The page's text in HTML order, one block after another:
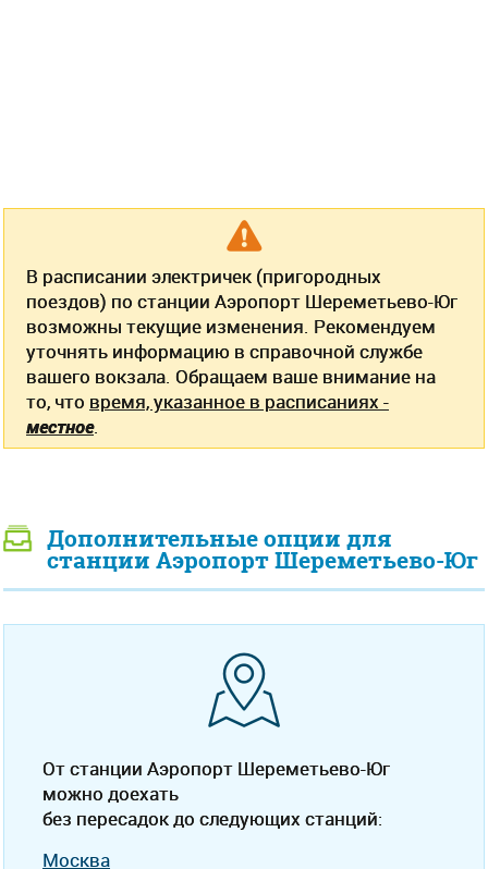
В расписании электричек (пригородных
поездов) по станции Аэропорт Шереметьево-Юг
возможны текущие изменения. Рекомендуем
уточнять информацию в справочной службе
вашего вокзала. Обращаем ваше внимание на
то, что время, указанное в расписаниях -
местное.
Дополнительные опции для
станции Аэропорт Шереметьево-Юг
От станции Аэропорт Шереметьево-Юг
можно доехать
без пересадок до следующих станций:
Москва